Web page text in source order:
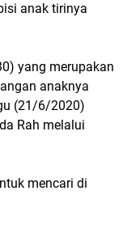
anak tirinya
yang merupakan
anaknya
(21/6/2020)
Rah melalui
mencari di